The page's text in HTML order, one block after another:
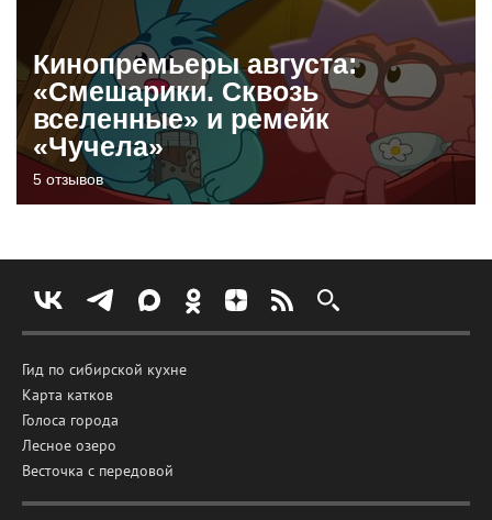
Кинопремьеры августа:
«Смешарики. Сквозь
вселенные» и ремейк
«Чучела»
5 отзывов
Гид по сибирской кухне
Карта катков
Голоса города
Лесное озеро
Весточка с передовой